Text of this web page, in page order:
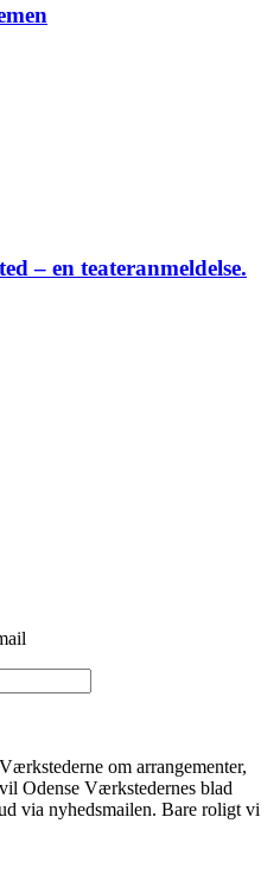
– en teateranmeldelse.
om arrangementer,
Odense Værkstedernes blad
via nyhedsmailen. Bare roligt vi